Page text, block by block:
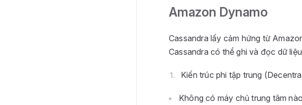
Amazon Dynamo
Cassandra lấy cảm hứng từ
Cassandra có thể ghi và đọc dữ
Kiến trúc phi tập trung
Không có máy chủ trung tâm